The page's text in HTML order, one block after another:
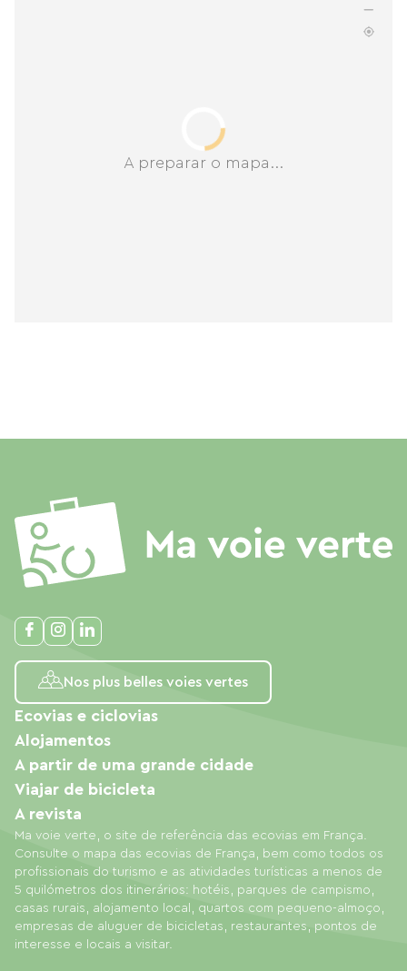
A preparar o mapa...
Nos plus belles voies vertes
Ma voie verte, o site de referência das ecovias em França.
Consulte o mapa das ecovias de França, bem como todos os
profissionais do turismo e as atividades turísticas a menos de
5 quilómetros dos itinerários: hotéis, parques de campismo,
casas rurais, alojamento local, quartos com pequeno-almoço,
empresas de aluguer de bicicletas, restaurantes, pontos de
interesse e locais a visitar.
Ecovias e ciclovias
Alojamentos
A partir de uma grande cidade
Viajar de bicicleta
A revista